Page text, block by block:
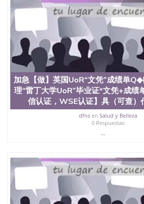
名综合性公立大学，它以极高的就业
茅的毕业薪资，浓厚的多元化学术氛
教育质量，被《福克斯》杂志评选为
合性大学，每年有来自世界各地的成
生前往求学。 至今，这是一所在世界
位、声誉、实习机会和影响力的高等
誉为美国本科教育质量的核心代表。
计系更是在当今美国大学教学排名中
业生大多可以在其所处地域的世界硅
机会。许多硅谷公司甚至在学生大三
供许多相应科系的实习机会。无论是
(UC)，还是加州州立大学系统(CSU),
都占据着加州所有大学中的地理位置
学座落于硅谷(Silicon Valley), 于附近
地区为全美的重要科技中心。约有学
子工程学，工商管理学，艺术设计，
受性肯定及好评；而各种大学部和研
也吸引了众多不同国家的专业人士前
二、办理流程： 1、收集客户办理信
定金下单； 3、公司确认到账转制作
加急【做】英国UoR“文凭”成绩单
理“雷丁大学UoR”毕业证*文凭+成绩
信认证，WSE认证】具（可查）
dfnsen Salud y Belleza
0 Respuestas
...